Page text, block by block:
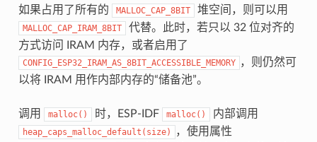
如果占用了所有的 MALLOC_CAP_8BIT 堆空间，则可以用
MALLOC_CAP_IRAM_8BIT
代替。此时，若只以 32 位对齐的
方式访问 IRAM 内存，或者启用了
CONFIG_ESP32_IRAM_AS_8BIT_ACCESSIBLE_MEMORY ，则仍然可
以将 IRAM 用作内部内存的“储备池”。
调用 malloc() 时，ESP-IDF malloc() 内部调用
heap_caps_malloc_default(size) ，使用属性